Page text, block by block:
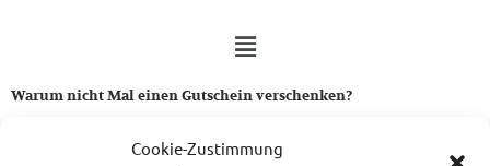
Cookie-Zustimmung
Warum nicht Mal einen Gutschein verschenken?
Ein Gutschein von uns ist das perfekte Geschenk für alle Stoff-